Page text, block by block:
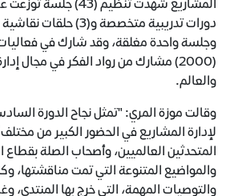
وجلسة واحدة مغلقة، وقد شارك في
(2000) مشارك من رواد الفكر في مجال
والعالم.
وقالت موزة المري: "تمثل نجاح الدورة
لإدارة المشاريع في الحضور الكبير من مختلف
المتحدثين العالميين، وأصحاب الصلة بقطاع
والمواضيع المتنوعة التي تمت مناقشتها،
والتوصيات المهمة، التي خرج بها